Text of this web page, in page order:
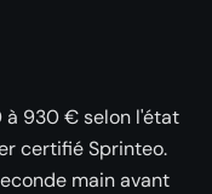
à 930 € selon l'état
certifié Sprinteo.
main avant